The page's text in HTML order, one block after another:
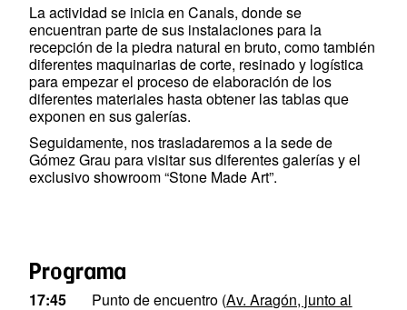
La actividad se inicia en Canals, donde se
encuentran parte de sus instalaciones para la
recepción de la piedra natural en bruto, como también
diferentes maquinarias de corte, resinado y logística
para empezar el proceso de elaboración de los
diferentes materiales hasta obtener las tablas que
exponen en sus galerías.
Seguidamente, nos trasladaremos a la sede de
Gómez Grau para visitar sus diferentes galerías y el
exclusivo showroom “Stone Made Art”.
Programa
17:45 Punto de encuentro (Av. Aragón, junto al